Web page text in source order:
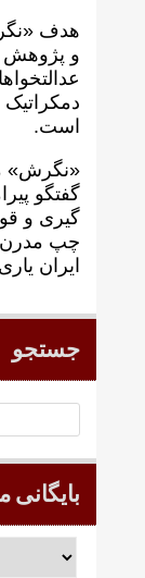
هدف
و پژوهش
است.
«نگرش»
گفتگو
گيری و
چپ مدرن
ايران
جستجو
بایگانی